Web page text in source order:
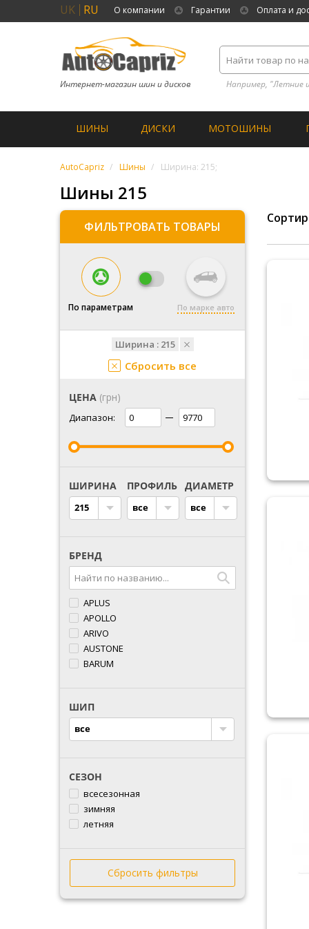
UK RU О компании Гарантии Оплата и
Интернет-магазин шин и дисков Например, "Летние
ШИНЫ ДИСКИ МОТОШИНЫ
AutoCapriz Шины Ширина: 215;
Шины 215
ФИЛЬТРОВАТЬ ТОВАРЫ
По параметрам По марке авто
Ширина : 215
Сбросить все
ЦЕНА (грн)
Диапазон:
ШИРИНА
215
ПРОФИЛЬ
все
ДИАМЕТР
все
БРЕНД
APLUS
APOLLO
ARIVO
AUSTONE
BARUM
BRIDGESTONE
CACHLAND
COMFORSER
DEBICA
DOUBLESTAR
DOVROAD
DURUN
ESTRADA
ШИП
все
СЕЗОН
всесезонная
зимняя
летняя
Сбросить фильтры